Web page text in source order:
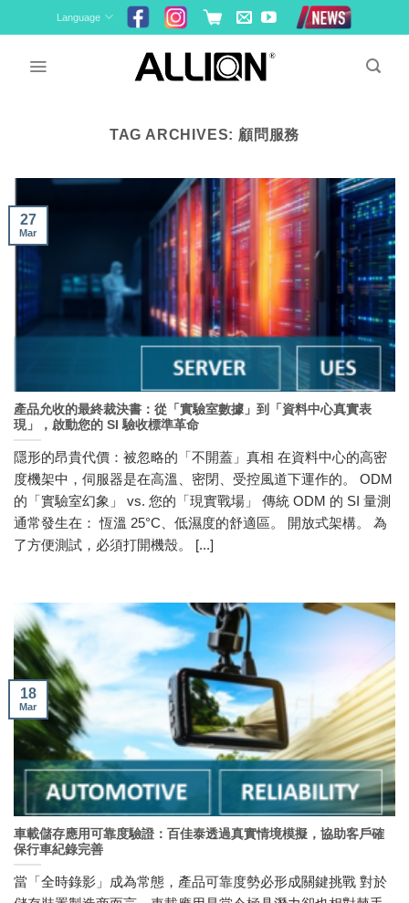
to
Language
TAG ARCHIVES: 顧問服務
產品允收的最終裁決書：從「實驗室數據」到「資料中心真實表
現」，啟動您的 SI 驗收標準革命
隱形的昂貴代價：被忽略的「不開蓋」真相 在資料中心的高密
度機架中，伺服器是在高溫、密閉、受控風道下運作的。 ODM
的「實驗室幻象」 vs. 您的「現實戰場」 傳統 ODM 的 SI 量測
通常發生在： 恆溫 25°C、低濕度的舒適區。 開放式架構。 為
了方便測試，必須打開機殼。 [...]
27
Mar
車載儲存應用可靠度驗證：百佳泰透過真實情境模擬，協助客戶確
保行車紀錄完善
當「全時錄影」成為常態，產品可靠度勢必形成關鍵挑戰 對於
18
Mar